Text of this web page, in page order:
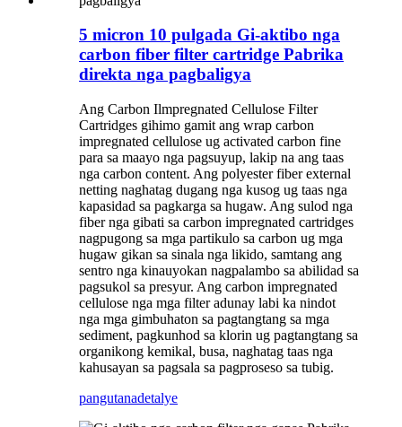
5 micron 10 pulgada Gi-aktibo nga
carbon fiber filter cartridge Pabrika
direkta nga pagbaligya
Ang Carbon Ilmpregnated Cellulose Filter
Cartridges gihimo gamit ang wrap carbon
impregnated cellulose ug activated carbon fine
para sa maayo nga pagsuyup, lakip na ang taas
nga carbon content. Ang polyester fiber external
netting naghatag dugang nga kusog ug taas nga
kapasidad sa pagkarga sa hugaw. Ang sulod nga
fiber nga gibati sa carbon impregnated cartridges
nagpugong sa mga partikulo sa carbon ug mga
hugaw gikan sa sinala nga likido, samtang ang
sentro nga kinauyokan nagpalambo sa abilidad sa
pagsukol sa presyur. Ang carbon impregnated
cellulose nga mga filter adunay labi ka nindot
nga mga gimbuhaton sa pagtangtang sa mga
sediment, pagkunhod sa klorin ug pagtangtang sa
organikong kemikal, busa, naghatag taas nga
kahusayan sa pagsala sa pagproseso sa tubig.
pangutanadetalye